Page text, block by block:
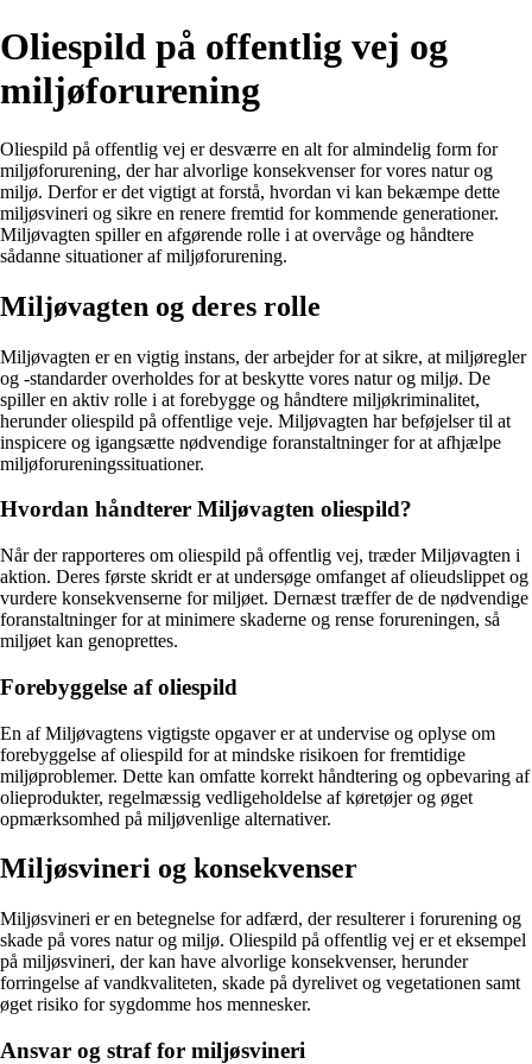
Oliespild på offentlig vej og
miljøforurening
Oliespild på offentlig vej er desværre en alt for almindelig form for
miljøforurening, der har alvorlige konsekvenser for vores natur og
miljø. Derfor er det vigtigt at forstå, hvordan vi kan bekæmpe dette
miljøsvineri og sikre en renere fremtid for kommende generationer.
Miljøvagten spiller en afgørende rolle i at overvåge og håndtere
sådanne situationer af miljøforurening.
Miljøvagten og deres rolle
Miljøvagten er en vigtig instans, der arbejder for at sikre, at miljøregler
og -standarder overholdes for at beskytte vores natur og miljø. De
spiller en aktiv rolle i at forebygge og håndtere miljøkriminalitet,
herunder oliespild på offentlige veje. Miljøvagten har beføjelser til at
inspicere og igangsætte nødvendige foranstaltninger for at afhjælpe
miljøforureningssituationer.
Hvordan håndterer Miljøvagten oliespild?
Når der rapporteres om oliespild på offentlig vej, træder Miljøvagten i
aktion. Deres første skridt er at undersøge omfanget af olieudslippet og
vurdere konsekvenserne for miljøet. Dernæst træffer de de nødvendige
foranstaltninger for at minimere skaderne og rense forureningen, så
miljøet kan genoprettes.
Forebyggelse af oliespild
En af Miljøvagtens vigtigste opgaver er at undervise og oplyse om
forebyggelse af oliespild for at mindske risikoen for fremtidige
miljøproblemer. Dette kan omfatte korrekt håndtering og opbevaring af
olieprodukter, regelmæssig vedligeholdelse af køretøjer og øget
opmærksomhed på miljøvenlige alternativer.
Miljøsvineri og konsekvenser
Miljøsvineri er en betegnelse for adfærd, der resulterer i forurening og
skade på vores natur og miljø. Oliespild på offentlig vej er et eksempel
på miljøsvineri, der kan have alvorlige konsekvenser, herunder
forringelse af vandkvaliteten, skade på dyrelivet og vegetationen samt
øget risiko for sygdomme hos mennesker.
Ansvar og straf for miljøsvineri